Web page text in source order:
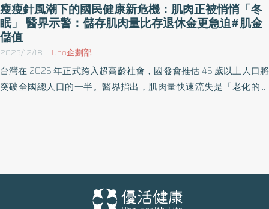
瘦瘦針風潮下的國民健康新危機：肌肉正被悄悄「冬
眠」 醫界示警：儲存肌肉量比存退休金更急迫#肌金
儲值
2025/12/18 Uho企劃部
台灣在 2025 年正式跨入超高齡社會，國發會推估 45 歲以上人口將
突破全國總人口的一半。醫界指出，肌肉量快速流失是「老化的隱
TFDA 三重醫療認證的 Emsculpt NEO(台灣中文名：熱磁減脂)，已從